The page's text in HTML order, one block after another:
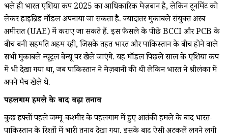
भले ही भारत एशिया कप 2025 का आधिकारिक मेज़बान है, लेकिन टूर्नामेंट को
लेकर हाइब्रिड मॉडल अपनाया जा सकता है. ज्यादातर मुकाबले संयुक्त अरब
अमीरात (UAE) में कराए जा सकते हैं. इस फैसले के पीछे BCCI और PCB के
बीच बनी सहमति अहम रही, जिसके तहत भारत और पाकिस्तान के बीच होने वाले
सभी मुकाबले न्यूट्रल वेन्यू पर खेले जाएंगे. यह मॉडल पिछले साल के एशिया कप
में भी देखा गया था, जब पाकिस्तान ने मेज़बानी की थी लेकिन भारत ने श्रीलंका में
अपने मैच खेले थे.
पहलगाम हमले के बाद बढ़ा तनाव
कुछ हफ्तों पहले जम्मू-कश्मीर के पहलगाम में हुए आतंकी हमले के बाद भारत-